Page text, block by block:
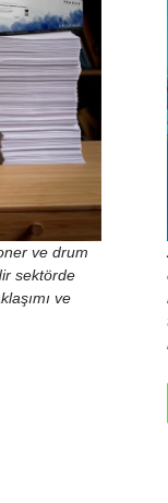
ve drum
sektörde
ve